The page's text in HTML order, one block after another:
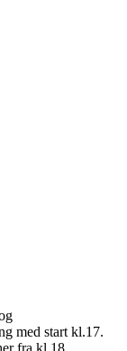
med start kl.17.